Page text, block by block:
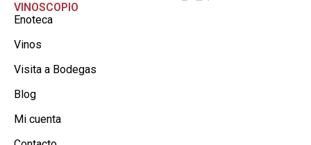
VINOSCOPIO
Enoteca
Vinos
Visita a Bodegas
Blog
Mi cuenta